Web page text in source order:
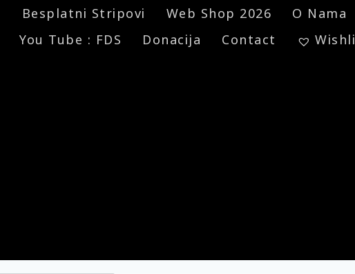
Besplatni Stripovi Web Shop 2026
O Nama
You Tube : FDS
Donacija Contact